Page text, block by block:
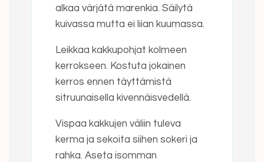
alkaa värjätä marenkia. Säilytä
kuivassa mutta ei liian kuumassa.
Leikkaa kakkupohjat kolmeen
kerrokseen. Kostuta jokainen
kerros ennen täyttämistä
sitruunaisella kivennäisvedellä.
Vispaa kakkujen väliin tuleva
kerma ja sekoita siihen sokeri ja
rahka. Aseta isomman